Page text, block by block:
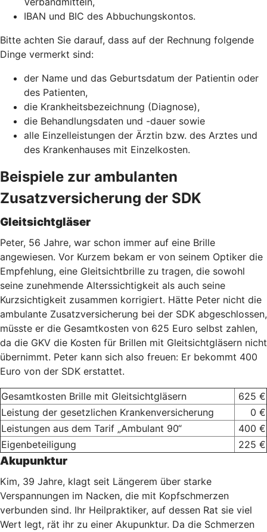
IBAN und BIC des Abbuchungskontos.
Bitte achten Sie darauf, dass auf der Rechnung folgende
Dinge vermerkt sind:
der Name und das Geburtsdatum der Patientin oder
des Patienten,
die Krankheitsbezeichnung (Diagnose),
die Behandlungsdaten und -dauer sowie
alle Einzelleistungen der Ärztin bzw. des Arztes und
des Krankenhauses mit Einzelkosten.
Beispiele zur ambulanten
Zusatzversicherung der SDK
Gleitsichtgläser
Peter, 56 Jahre, war schon immer auf eine Brille
angewiesen. Vor Kurzem bekam er von seinem Optiker die
Empfehlung, eine Gleitsichtbrille zu tragen, die sowohl
seine zunehmende Alterssichtigkeit als auch seine
Kurzsichtigkeit zusammen korrigiert. Hätte Peter nicht die
ambulante Zusatzversicherung bei der SDK abgeschlossen,
müsste er die Gesamtkosten von 625 Euro selbst zahlen,
da die GKV die Kosten für Brillen mit Gleitsichtgläsern nicht
übernimmt. Peter kann sich also freuen: Er bekommt 400
Euro von der SDK erstattet.
Gesamtkosten Brille mit Gleitsichtgläsern
625 €
Leistung der gesetzlichen Krankenversicherung
0 €
Leistungen aus dem Tarif „Ambulant 90“
400 €
Eigenbeteiligung
225 €
Akupunktur
Kim, 39 Jahre, klagt seit Längerem über starke
Verspannungen im Nacken, die mit Kopfschmerzen
verbunden sind. Ihr Heilpraktiker, auf dessen Rat sie viel
Wert legt, rät ihr zu einer Akupunktur. Da die Schmerzen